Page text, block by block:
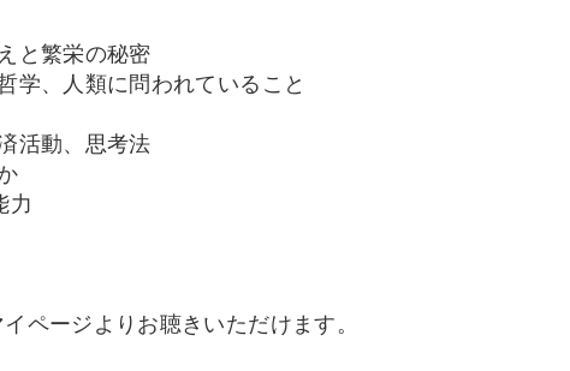
と繁栄の秘密
学、人類に問われていること
活動、思考法
力
ページよりお聴きいただけます。